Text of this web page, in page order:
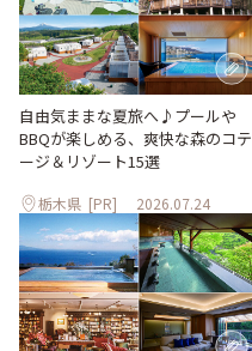
自由気ままな夏旅へ♪プールや
BBQが楽しめる、爽快な森のコテ
ージ＆リゾート15選
栃木県 [PR] 2026.07.24